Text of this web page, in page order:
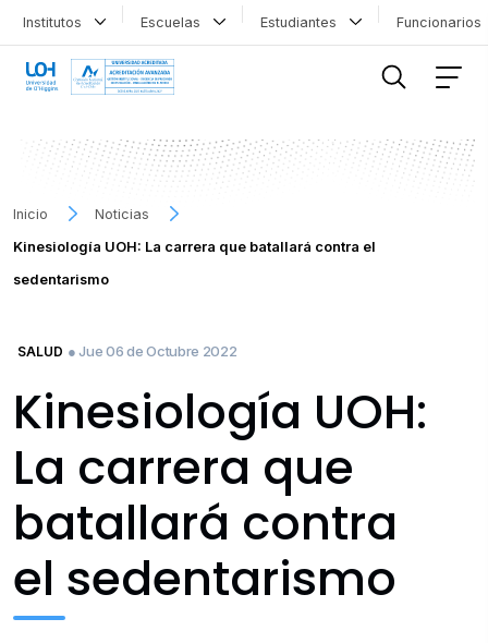
Institutos Escuelas Estudiantes
Inicio
Noticias
Kinesiología UOH: La carrera que batallará contra el
sedentarismo
SALUD ● Jue 06 de Octubre 2022
Kinesiología UOH:
La carrera que
batallará contra
el sedentarismo